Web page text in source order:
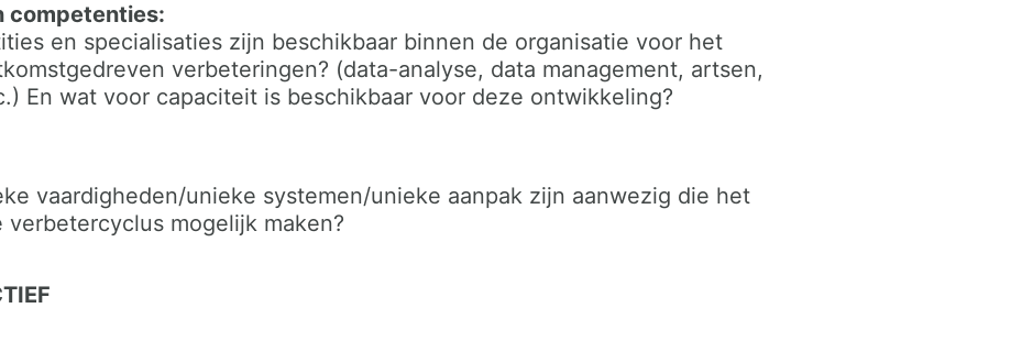
competenties:
en specialisaties zijn beschikbaar binnen de organisatie voor het
verbeteringen? (data-analyse, data management, artsen,
En wat voor capaciteit is beschikbaar voor deze ontwikkeling?
vaardigheden/unieke systemen/unieke aanpak zijn aanwezig die het
verbetercyclus mogelijk maken?